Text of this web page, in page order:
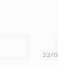
งใจให้เรา ศูนย์รับ
22/